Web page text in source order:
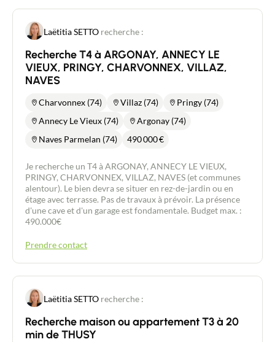
Laëtitia SETTO recherche :
Recherche T4 à ARGONAY, ANNECY LE
VIEUX, PRINGY, CHARVONNEX, VILLAZ,
NAVES
Charvonnex (74) Villaz (74)
Pringy (74)
Annecy Le Vieux (74)
Argonay (74)
Naves Parmelan (74)
490 000€
Je recherche un T4 à ARGONAY, ANNECY LE VIEUX,
PRINGY, CHARVONNEX, VILLAZ, NAVES (et communes
alentour). Le bien devra se situer en rez-de-jardin ou en
étage avec terrasse. Pas de travaux à prévoir. La présence
d'une cave et d'un garage est fondamentale. Budget max. :
490.000€
Prendre contact
Laëtitia SETTO recherche :
Recherche maison ou appartement T3 à 20
min de THUSY